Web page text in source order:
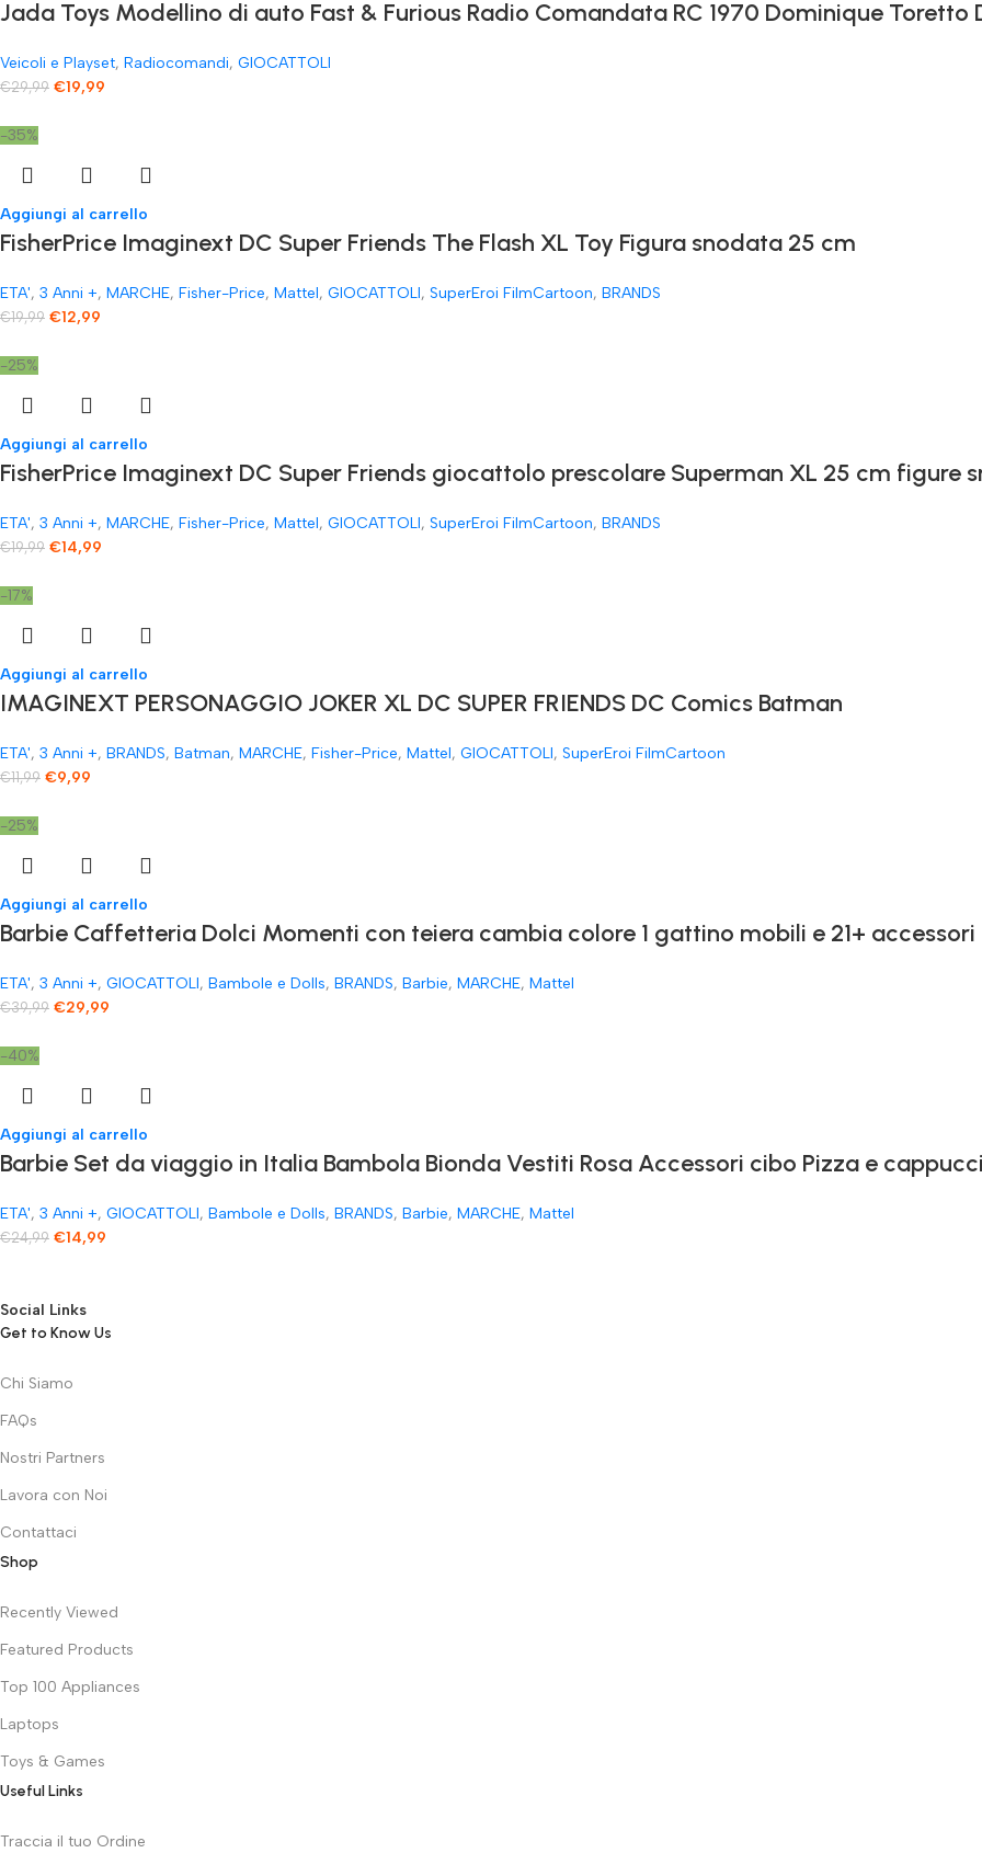
Jada Toys Modellino di auto Fast & Furious Radio Comandata RC 1970 Dominique Toretto
Veicoli e Playset, Radiocomandi, GIOCATTOLI
€29,99 €19,99
-35%
Aggiungi al carrello
FisherPrice Imaginext DC Super Friends The Flash XL Toy Figura snodata 25 cm
ETA', 3 Anni +, MARCHE, Fisher-Price, Mattel, GIOCATTOLI, SuperEroi FilmCartoon, BRANDS
€19,99 €12,99
-25%
Aggiungi al carrello
FisherPrice Imaginext DC Super Friends giocattolo prescolare Superman XL 25 cm figure
ETA', 3 Anni +, MARCHE, Fisher-Price, Mattel, GIOCATTOLI, SuperEroi FilmCartoon, BRANDS
€19,99 €14,99
-17%
Aggiungi al carrello
IMAGINEXT PERSONAGGIO JOKER XL DC SUPER FRIENDS DC Comics Batman
ETA', 3 Anni +, BRANDS, Batman, MARCHE, Fisher-Price, Mattel, GIOCATTOLI, SuperEroi FilmCartoon
€11,99 €9,99
-25%
Aggiungi al carrello
​Barbie Caffetteria Dolci Momenti con teiera cambia colore 1 gattino mobili e 21+ accessori
ETA', 3 Anni +, GIOCATTOLI, Bambole e Dolls, BRANDS, Barbie, MARCHE, Mattel
€39,99 €29,99
-40%
Aggiungi al carrello
Barbie Set da viaggio in Italia Bambola Bionda Vestiti Rosa Accessori cibo Pizza e
ETA', 3 Anni +, GIOCATTOLI, Bambole e Dolls, BRANDS, Barbie, MARCHE, Mattel
€24,99 €14,99
Social Links
Get to Know Us
Chi Siamo
FAQs
Nostri Partners
Lavora con Noi
Contattaci
Shop
Recently Viewed
Featured Products
Top 100 Appliances
Laptops
Toys & Games
Useful Links
Traccia il tuo Ordine